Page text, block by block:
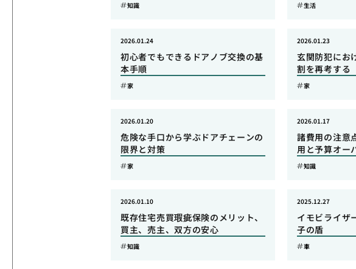
知識 生活
初心者でもできるドアノブ交換の基
本手順
2026.01.24
家
玄関防犯にお
割を再考する
2026.01.23
家
危険な手口から学ぶドアチェーンの
限界と対策
2026.01.20
家
諸費用の注意
用と予算オー
2026.01.17
知識
既存住宅売買瑕疵保険のメリット、
買主、売主、双方の安心
2026.01.10
知識
イモビライザ
子の盾
2025.12.27
車